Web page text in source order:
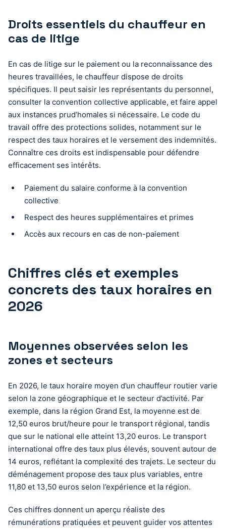
Droits essentiels du chauffeur en
cas de litige
En cas de litige sur le paiement ou la reconnaissance des
heures travaillées, le chauffeur dispose de droits
spécifiques. Il peut saisir les représentants du personnel,
consulter la convention collective applicable, et faire appel
aux instances prud’homales si nécessaire. Le code du
travail offre des protections solides, notamment sur le
respect des taux horaires et le versement des indemnités.
Connaître ces droits est indispensable pour défendre
efficacement ses intérêts.
Paiement du salaire conforme à la convention
collective
Respect des heures supplémentaires et primes
Accès aux recours en cas de non-paiement
Chiffres clés et exemples
concrets des taux horaires en
2026
Moyennes observées selon les
zones et secteurs
En 2026, le taux horaire moyen d’un chauffeur routier varie
selon la zone géographique et le secteur d’activité. Par
exemple, dans la région Grand Est, la moyenne est de
12,50 euros brut/heure pour le transport régional, tandis
que sur le national elle atteint 13,20 euros. Le transport
international offre des taux plus élevés, souvent autour de
14 euros, reflétant la complexité des trajets. Le secteur du
déménagement propose des taux plus variables, entre
11,80 et 13,50 euros selon l’expérience et la région.
Ces chiffres donnent un aperçu réaliste des
rémunérations pratiquées et peuvent guider vos attentes